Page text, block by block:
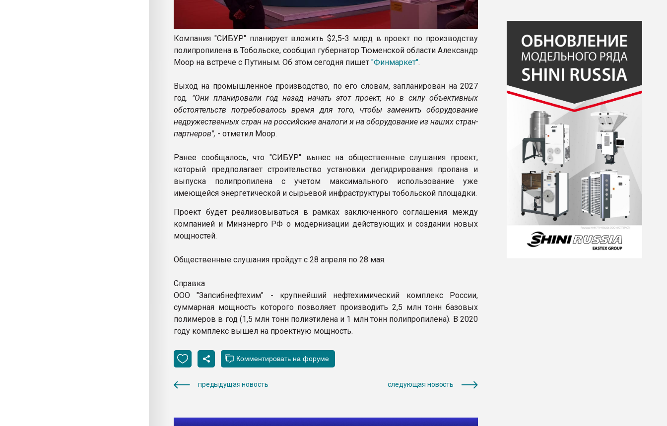
Компания "СИБУР" планирует вложить $2,5-3 млрд в проект по производству
полипропилена в Тобольске, сообщил губернатор Тюменской области Александр
Моор на встрече с Путиным. Об этом сегодня пишет "Финмаркет".
Выход на промышленное производство, по его словам, запланирован на 2027
год. "Они планировали год назад начать этот проект, но в силу объективных
обстоятельств потребовалось время для того, чтобы заменить оборудование
недружественных стран на российские аналоги и на оборудование из наших стран-
партнеров", - отметил Моор.
Ранее сообщалось, что "СИБУР" вынес на общественные слушания проект,
который предполагает строительство установки дегидрирования пропана и
выпуска полипропилена с учетом максимального использование уже
имеющейся энергетической и сырьевой инфраструктуры тобольской площадки.
Проект будет реализовываться в рамках заключенного соглашения между
компанией и Минэнерго РФ о модернизации действующих и создании новых
мощностей.
Общественные слушания пройдут с 28 апреля по 28 мая.
Справка
ООО "Запсибнефтехим" - крупнейший нефтехимический комплекс России,
суммарная мощность которого позволяет производить 2,5 млн тонн базовых
полимеров в год (1,5 млн тонн полиэтилена и 1 млн тонн полипропилена). В 2020
году комплекс вышел на проектную мощность.
предыдущая новость следующая новость